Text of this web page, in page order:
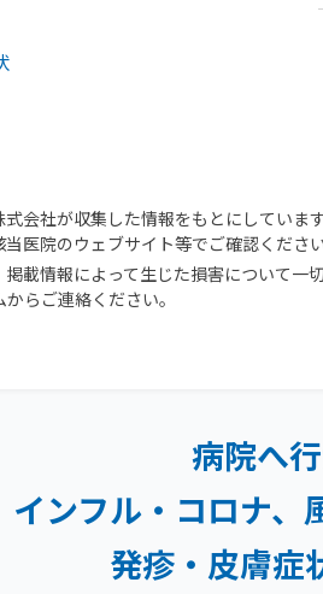
会社が収集した情報をもとにしていま
医院のウェブサイト等でご確認ください
載情報によって生じた損害について
らご連絡ください。
病院へ
インフル・コロナ、
発疹・ 皮膚症